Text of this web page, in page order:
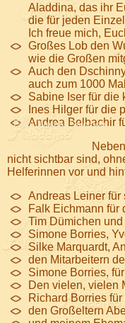
Aladdina, das ihr
die für jeden
Ich freue mich,
Großes Lob den
wie die Großen
Auch den
auch zum 1000
Sabine Iser für die
Ines Hilger für die
Andrea Belbachir
Foto: Werner Salomon
nicht sichtbar sind,
Helferinnen vor und
Andreas Leiner für
Falk Eichmann für
Tim Dümichen
Simone Borries,
Silke Marquardt,
den Mitarbeitern
Simone Borries,
Den vielen, vielen
Richard Borries
den Großeltern